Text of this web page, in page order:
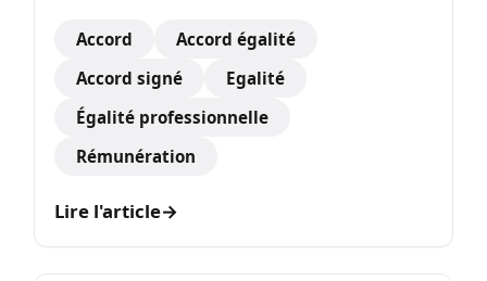
Accord
Accord égalité
Accord signé
Egalité
Égalité professionnelle
Rémunération
Lire l'article→